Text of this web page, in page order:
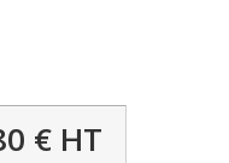
€ HT